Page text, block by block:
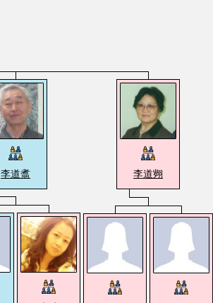
李道翥 李道翙